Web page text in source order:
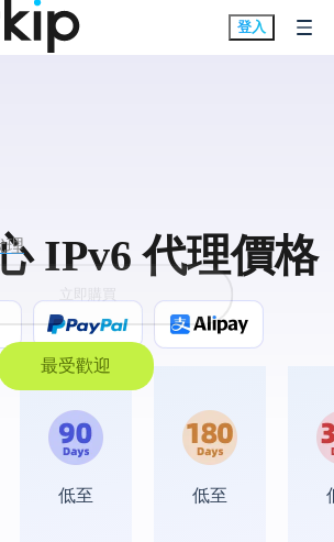
登入
理 IPv6 代理價格
最受歡迎
低至 低至